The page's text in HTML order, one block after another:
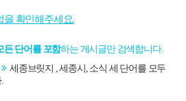
을 확인해주세요.
든 단어를 포함하는 게시글만 검색합니다.
세종브릿지 , 세종시, 소식 세 단어를 모두